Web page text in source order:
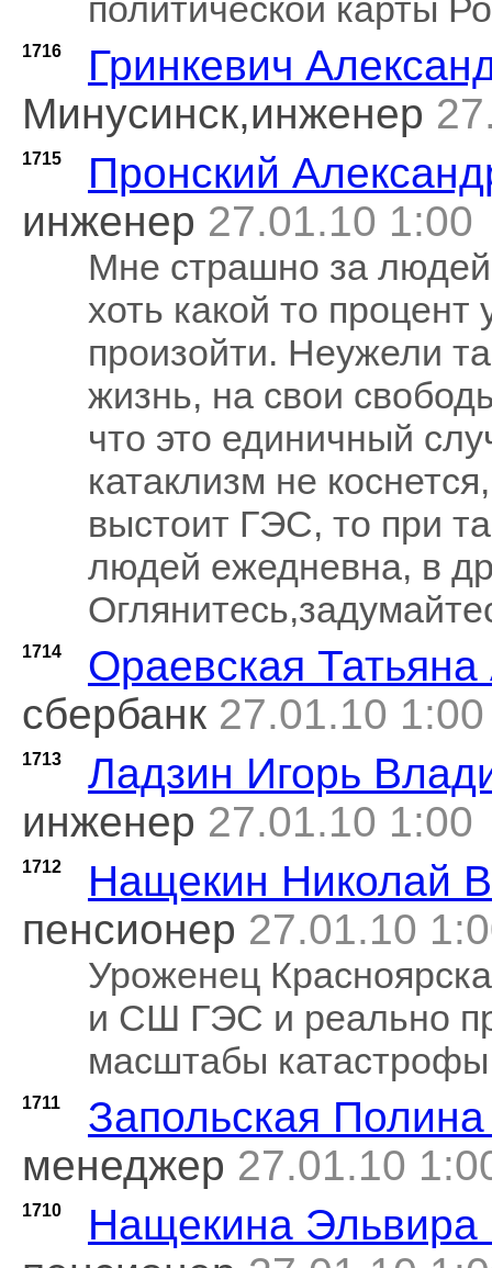
1716
Гринкевич
Минусинск,инженер
1715
Пронский
инженер 27.01.10 1:00
Мне страшно за
хоть какой то
произойти. Неужели
жизнь, на свои
что это единичный
катаклизм не
выстоит ГЭС, то при
людей ежедневна, в
1714
Ораевская
сбербанк 27.01.10 1:00
1713
Ладзин Игорь
инженер 27.01.10 1:00
1712
Нащекин Николай
пенсионер 27.01.10
Уроженец
и СШ ГЭС и реально
масштабы
1711
Запольская
менеджер 27.01.10
1710
Нащекина Эльвира